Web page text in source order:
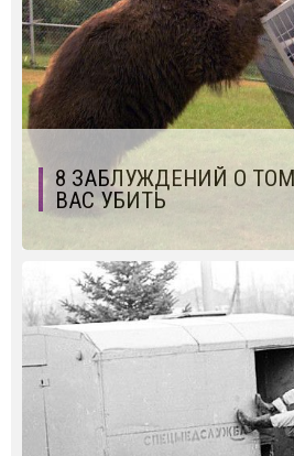
8 ЗАБЛУЖДЕНИЙ О
ВАС УБИТЬ